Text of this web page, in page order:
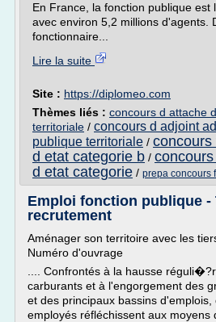
En France, la fonction publique est
avec environ 5,2 millions d'agents.
fonctionnaire...
Lire la suite
Site : https://diplomeo.com
Thèmes liés : concours d attache
territoriale / concours d adjoint
publique territoriale / concours
d etat categorie b /
d etat categorie / prepa concours
Emploi fonction publique -
recrutement
Aménager son territoire avec les
Numéro d'ouvrage
.... Confrontés à la hausse
carburants et à l'engorgement des
et des principaux bassins d'emplois,
employés réfléchissent aux moyens